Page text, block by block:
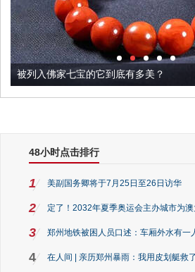
被列入佛家七宝的它到底有多美？
48小时点击排行
1 美副国务卿将于7月25日至26日访华
2 定了！2032年夏季奥运会主办城市为
3 郑州地铁被困人员口述：车厢外水有一
4 在人间 | 亲历郑州暴雨：我用皮划艇救